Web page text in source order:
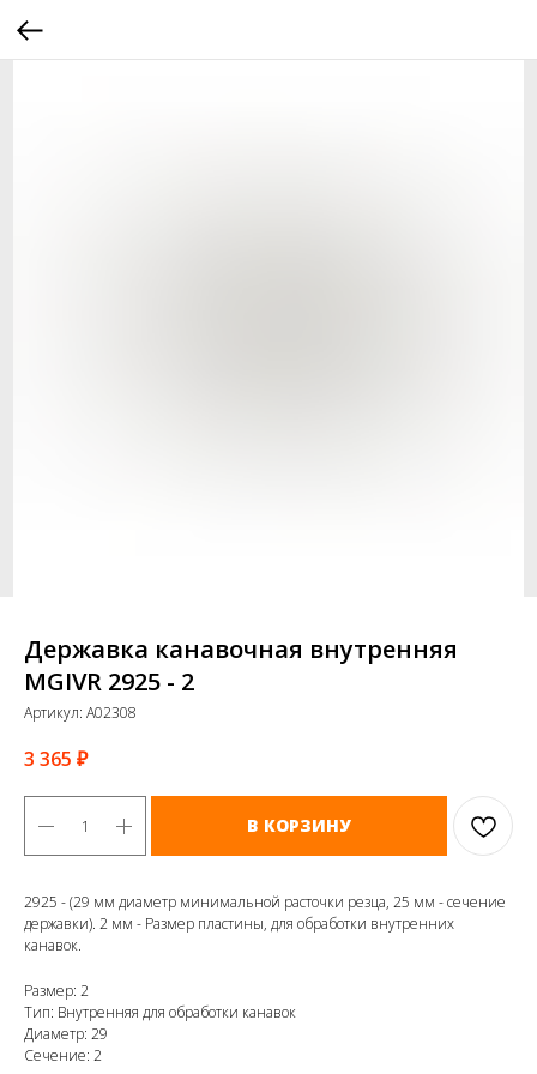
Державка канавочная внутренняя
MGIVR 2925 - 2
Артикул: A02308
3 365 ₽
В КОРЗИНУ
2925 - (29 мм диаметр минимальной расточки резца, 25 мм - сечение
державки). 2 мм - Размер пластины, для обработки внутренних
канавок.
Размер: 2
Тип: Внутренняя для обработки канавок
Диаметр: 29
Сечение: 2